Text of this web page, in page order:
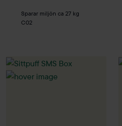
Sparar miljön ca 27 kg
C02